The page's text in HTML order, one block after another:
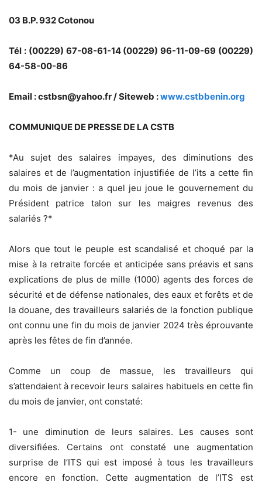
03 B.P. 932 Cotonou
Tél : (00229) 67-08-61-14 (00229) 96-11-09-69 (00229)
64-58-00-86
Email : cstbsn@yahoo.fr / Siteweb :www.cstbbenin.org
COMMUNIQUE DE PRESSE DE LA CSTB
*Au sujet des salaires impayes, des diminutions des
salaires et de l’augmentation injustifiée de l’its a cette fin
du mois de janvier : a quel jeu joue le gouvernement du
Président patrice talon sur les maigres revenus des
salariés ?*
Alors que tout le peuple est scandalisé et choqué par la
mise à la retraite forcée et anticipée sans préavis et sans
explications de plus de mille (1000) agents des forces de
sécurité et de défense nationales, des eaux et forêts et de
la douane, des travailleurs salariés de la fonction publique
ont connu une fin du mois de janvier 2024 très éprouvante
après les fêtes de fin d’année.
Comme un coup de massue, les travailleurs qui
s’attendaient à recevoir leurs salaires habituels en cette fin
du mois de janvier, ont constaté:
1- une diminution de leurs salaires. Les causes sont
diversifiées. Certains ont constaté une augmentation
surprise de l’ITS qui est imposé à tous les travailleurs
encore en fonction. Cette augmentation de l’ITS est